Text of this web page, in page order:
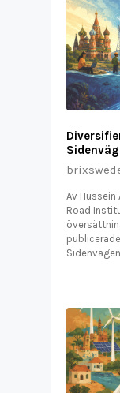
Av Hussein
Road